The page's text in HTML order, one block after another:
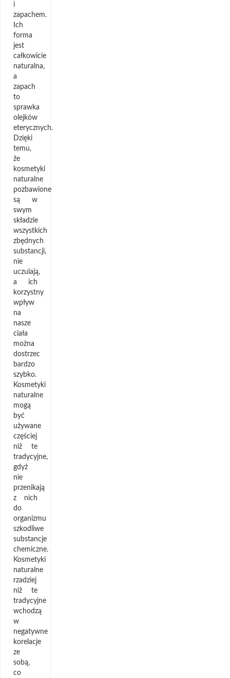
i
zapachem.
Ich
forma
jest
całkowicie
naturalna,
a
zapach
to
sprawka
olejków
eterycznych.
Dzięki
temu,
że
kosmetyki
naturalne
pozbawione
są w
swym
składzie
wszystkich
zbędnych
substancji,
nie
uczulają,
a ich
korzystny
wpływ
na
nasze
ciała
można
dostrzec
bardzo
szybko.
Kosmetyki
naturalne
mogą
być
używane
częściej
niż te
tradycyjne,
gdyż
nie
przenikają
z nich
do
organizmu
szkodliwe
substancje
chemiczne.
Kosmetyki
naturalne
rzadziej
niż te
tradycyjne
wchodzą
w
negatywne
korelacje
ze
sobą,
co